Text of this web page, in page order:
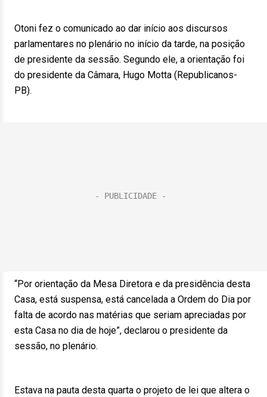
Otoni fez o comunicado ao dar início aos discursos
parlamentares no plenário no início da tarde, na posição
de presidente da sessão. Segundo ele, a orientação foi
do presidente da Câmara, Hugo Motta (Republicanos-
PB).
“Por orientação da Mesa Diretora e da presidência desta
Casa, está suspensa, está cancelada a Ordem do Dia por
falta de acordo nas matérias que seriam apreciadas por
esta Casa no dia de hoje”, declarou o presidente da
sessão, no plenário.
Estava na pauta desta quarta o projeto de lei que altera o